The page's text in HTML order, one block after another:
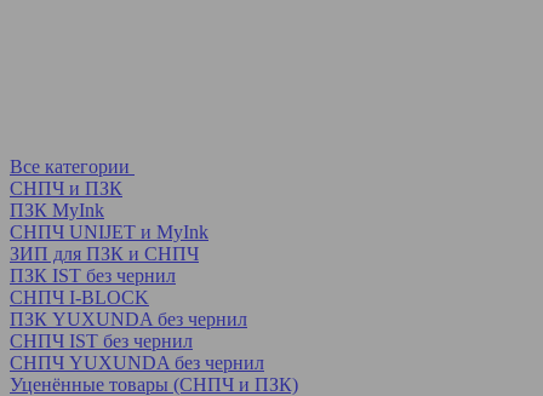
Все категории
СНПЧ и ПЗК
ПЗК MyInk
СНПЧ UNIJET и MyInk
ЗИП для ПЗК и СНПЧ
ПЗК IST без чернил
СНПЧ I-BLOCK
ПЗК YUXUNDA без чернил
СНПЧ IST без чернил
СНПЧ YUXUNDA без чернил
Уценённые товары (СНПЧ и ПЗК)